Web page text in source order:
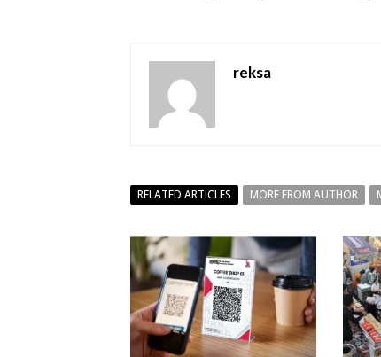
reksa
RELATED ARTICLES MORE FROM AUTHOR